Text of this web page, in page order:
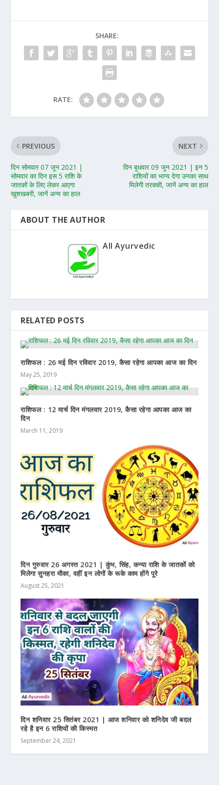
SHARE:
RATE:
PREVIOUS
दिन सोमवार 07 जून 2021 |
सोमवार का दिन इस 5 राशि के
जातकों के लिए लेकर आएगा
खुशखबरी, जानें अन्य का हाल
NEXT
दिन बुधवार 09 जून 2021 | इन 5
राशियों का भाग्य देगा उनका साथ
मिलेगी तरक्की, जानें अन्य का हाल
ABOUT THE AUTHOR
All Ayurvedic
RELATED POSTS
राशिफल : 26 मई दिन रविवार 2019, कैसा रहेगा आपका आज का दिन
May 25, 2019
राशिफल : 12 मार्च दिन मंगलवार 2019, कैसा रहेगा आपका आज का
दिन
March 11, 2019
दिन गुरुवार 26 अगस्त 2021 | कुंभ, सिंह, कन्या राशि के जातकों को
मिलेगा सुनहरा मौका, वहीं इन लोगों के रूके काम होंगे पूरे
August 25, 2021
दिन शनिवार 25 सितंबर 2021 | आज शनिवार को शनिदेव जी बदल
रहे है इन 6 राशियों की किस्मत
September 24, 2021